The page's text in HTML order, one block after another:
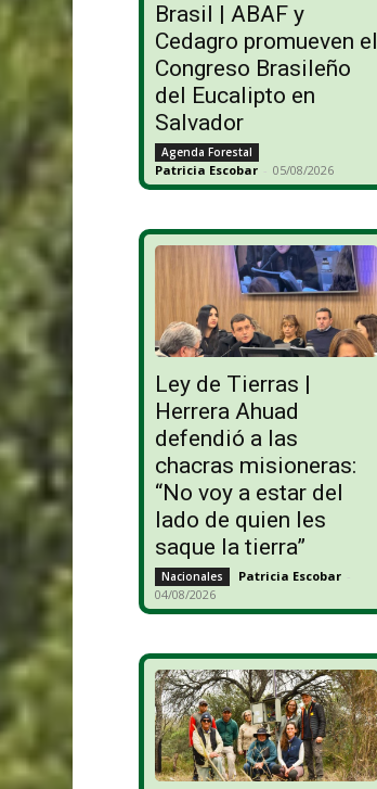
Brasil | ABAF y
Cedagro promueven el
Congreso Brasileño
del Eucalipto en
Salvador
Agenda Forestal
Patricia Escobar - 05/08/2026
Ley de Tierras |
Herrera Ahuad
defendió a las
chacras misioneras:
“No voy a estar del
lado de quien les
saque la tierra”
Nacionales Patricia Escobar -
04/08/2026